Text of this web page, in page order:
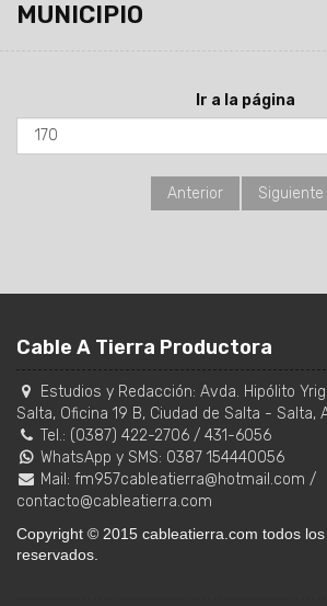
MUNICIPIO
Ir a la página
Anterior Siguiente
Cable A Tierra Productora
Estudios y Redacción: Avda. Hipólito
Salta, Oficina 19 B, Ciudad de Salta - Salta,
Tel.: (0387) 422-2706 / 431-6056
WhatsApp y SMS: 0387 154440056
Mail: fm957cableatierra@hotmail.com /
contacto@cableatierra.com
Copyright © 2015 cableatierra.com todos
reservados.